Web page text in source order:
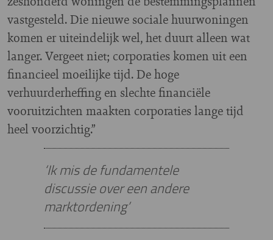
vastgesteld. Die nieuwe sociale huurwoningen
komen er uiteindelijk wel, het duurt alleen wat
langer. Vergeet niet; corporaties komen uit een
financieel moeilijke tijd. De hoge
verhuurderheffing en slechte financiële
vooruitzichten maakten corporaties lange tijd
heel voorzichtig.”
‘Ik mis de fundamentele
discussie over een andere
marktordening’